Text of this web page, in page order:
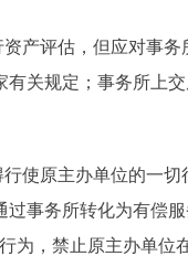
评估，但应对事务
关规定；事务所上
原主办单位的一切
事务所转化为有偿
为，禁止原主办单位